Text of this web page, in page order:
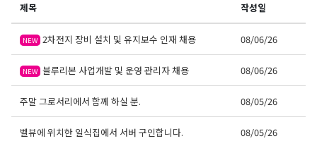
제목 작성일
NEW 2차전지 장비 설치 및 유지보수 인재 채용 08/06/26
NEW 블루리본 사업개발 및 운영 관리자 채용 08/06/26
주말 그로서리에서 함께 하실 분. 08/05/26
벨뷰에 위치한 일식집에서 서버 구인합니다. 08/05/26